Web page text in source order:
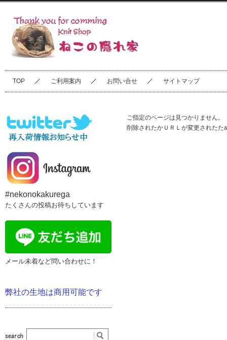
TOP ご利用案内 お問い合せ サイトマップ
ご指定のページは見つかりません。
削除されたかＵＲＬが変更されたた
#nekonokakurega
たくさんの投稿お待ちしています
メール未着など問い合わせに！
弊社の生地は商用可能です